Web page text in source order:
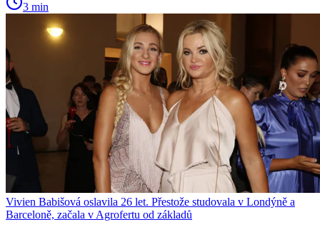
3 min
Vivien Babišová oslavila 26 let. Přestože studovala v Londýně a
Barceloně, začala v Agrofertu od základů